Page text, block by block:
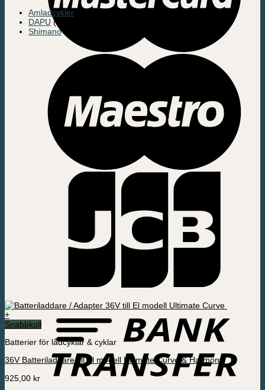
Amladcykler
DAPU (2)
Shimano
+
Snabbkoll
Batterier för lådcyklar & cyklar
36V Batteriladdare till El modell Ultimate Curve & Harmony
925,00 kr